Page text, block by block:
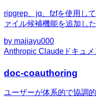
ripgrep、jq、fzfを使用し
ァイル候補機能を追加し
by majiayu000
Anthropic Claude ドキュメ
doc-coauthoring
ユーザーが体系的で協調